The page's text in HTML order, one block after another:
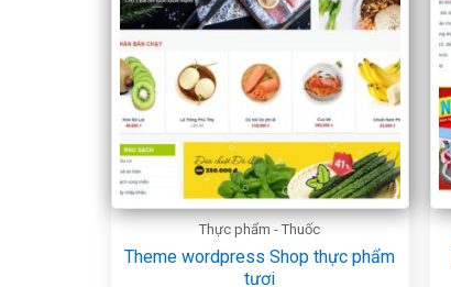
Thực phẩm - Thuốc
Theme wordpress Shop thực phẩm
tươi